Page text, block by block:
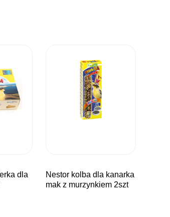
nestor kolba dla kanarka
mak z murzynkiem 2szt